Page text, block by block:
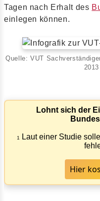
Tagen nach Erhalt des
einlegen können.
Quelle: VUT
Lohnt sich der
1
Laut einer Studie
Hier